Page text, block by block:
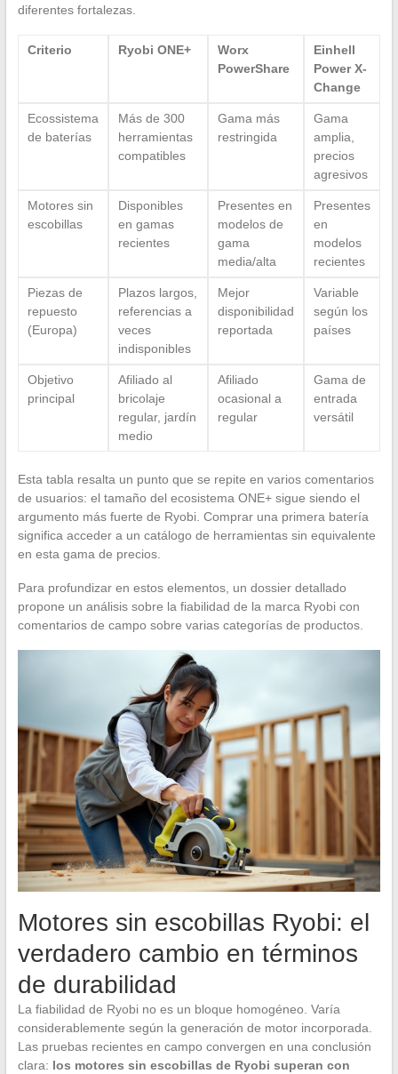
diferentes fortalezas.
Criterio Ryobi ONE+
Worx
PowerShare
Einhell
Power X-
Change
Ecossistema
de baterías
Más de 300
herramientas
compatibles
Gama más
restringida
Gama
amplia,
precios
agresivos
Motores sin
escobillas
Disponibles
en gamas
recientes
Presentes en
modelos de
gama
media/alta
Presentes
en
modelos
recientes
Piezas de
repuesto
(Europa)
Plazos largos,
referencias a
veces
indisponibles
Mejor
disponibilidad
reportada
Variable
según los
países
Objetivo
principal
Afiliado al
bricolaje
regular, jardín
medio
Afiliado
ocasional a
regular
Gama de
entrada
versátil
Esta tabla resalta un punto que se repite en varios comentarios
de usuarios: el tamaño del ecosistema ONE+ sigue siendo el
argumento más fuerte de Ryobi. Comprar una primera batería
significa acceder a un catálogo de herramientas sin equivalente
en esta gama de precios.
Para profundizar en estos elementos, un dossier detallado
propone un análisis sobre la fiabilidad de la marca Ryobi con
comentarios de campo sobre varias categorías de productos.
Motores sin escobillas Ryobi: el
verdadero cambio en términos
de durabilidad
La fiabilidad de Ryobi no es un bloque homogéneo. Varía
considerablemente según la generación de motor incorporada.
Las pruebas recientes en campo convergen en una conclusión
clara: los motores sin escobillas de Ryobi superan con